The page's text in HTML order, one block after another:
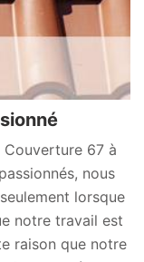
Couverture 67 à
nous
lorsque
notre travail est
raison que notre